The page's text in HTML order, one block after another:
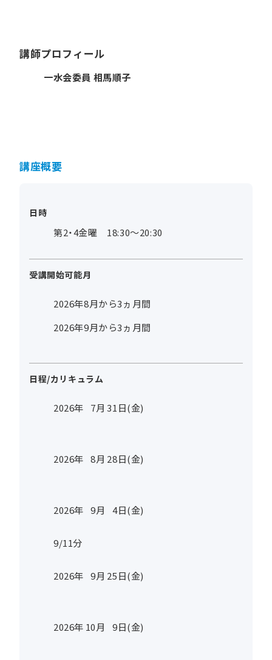
講師プロフィール
一水会委員 相馬順子
講座概要
日時
第2・4金曜 18:30～20:30
受講開始可能月
2026年8月から3ヵ月間
2026年9月から3ヵ月間
日程/カリキュラム
2026年 7月 31日(金)
2026年 8月 28日(金)
2026年 9月 4日(金)
9/11分
2026年 9月 25日(金)
2026年 10月 9日(金)